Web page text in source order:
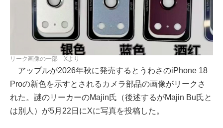
リーク画像の一部 Xより
アップルが2026年秋に発売するとうわさのiPhone 18
Proの新色を示すとされるカメラ部品の画像がリークさ
れた。謎のリーカーのMajin氏（後述するがMajin Bu氏と
は別人）が5月22日にXに写真を投稿した。